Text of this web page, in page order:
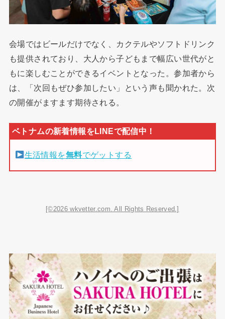
会場ではビールだけでなく、カクテルやソフトドリンク
も提供されており、大人から子どもまで幅広い世代がと
もに楽しむことができるイベントとなった。参加者から
は、「次回もぜひ参加したい」という声も聞かれた。次
の開催がますます期待される。
生活情報を無料でゲットする
[©2026 wkvetter.com. All Rights Reserved.]